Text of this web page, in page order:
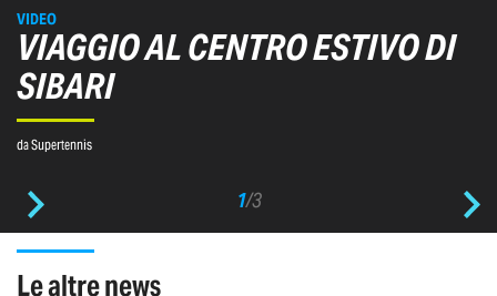
VIDEO
VIAGGIO AL CENTRO ESTIVO DI
SIBARI
da Supertennis
1/3
le altre news